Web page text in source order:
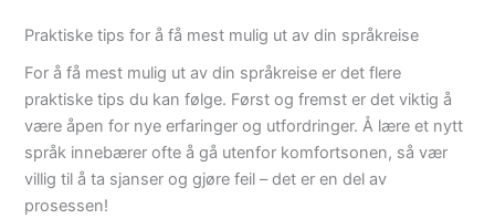
Praktiske tips for å få mest mulig ut av din språkreise
For å få mest mulig ut av din språkreise er det flere
praktiske tips du kan følge. Først og fremst er det viktig å
være åpen for nye erfaringer og utfordringer. Å lære et nytt
språk innebærer ofte å gå utenfor komfortsonen, så vær
villig til å ta sjanser og gjøre feil – det er en del av
prosessen!